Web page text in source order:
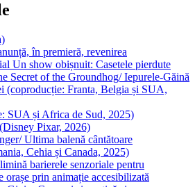
în premieră, revenirea
Un show obișnuit: Casetele pierdute
Secret of the Groundhog/ Iepurele-Găină
(coproducție: Franta, Belgia și SUA,
SUA și Africa de Sud, 2025)
Pixar, 2026)
Ultima balenă cântătoare
Cehia și Canada, 2025)
barierele senzoriale pentru
orașe prin animație accesibilizată